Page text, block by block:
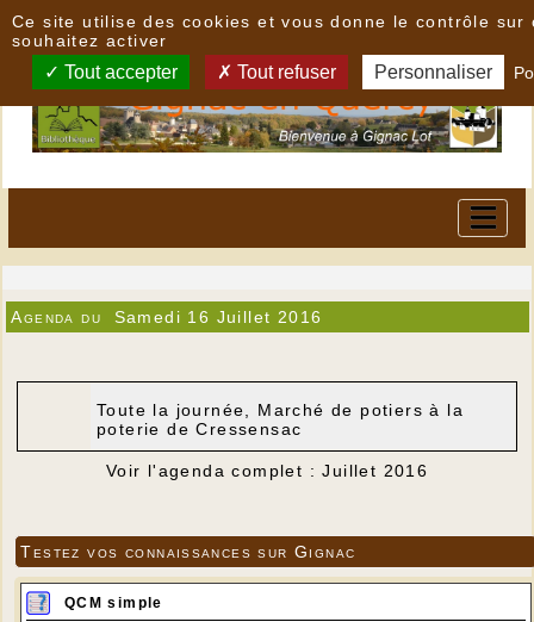
Agenda du Samedi 16 Juillet 2016
Toute la journée, Marché de potiers à la
poterie de Cressensac
Voir l'agenda complet : Juillet 2016
Testez vos connaissances sur Gignac
QCM simple
Ce site utilise des cookies et vous donne le contrôle sur
souhaitez activer
Tout accepter Tout refuser Personnaliser